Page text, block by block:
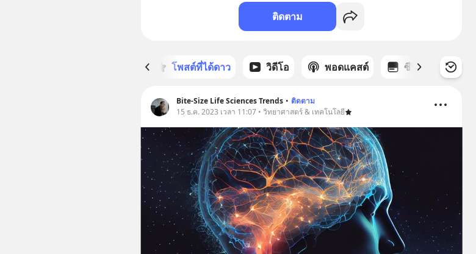
ติดตาม
โพสต์ที่ได้ดาว วิดีโอ พอดแคสต์ ซีรีส์
Bite-Size Life Sciences Trends • ติดตาม
15 ธ.ค. 2023 เวลา 11:07 • วิทยาศาสตร์ & เทคโนโลยี